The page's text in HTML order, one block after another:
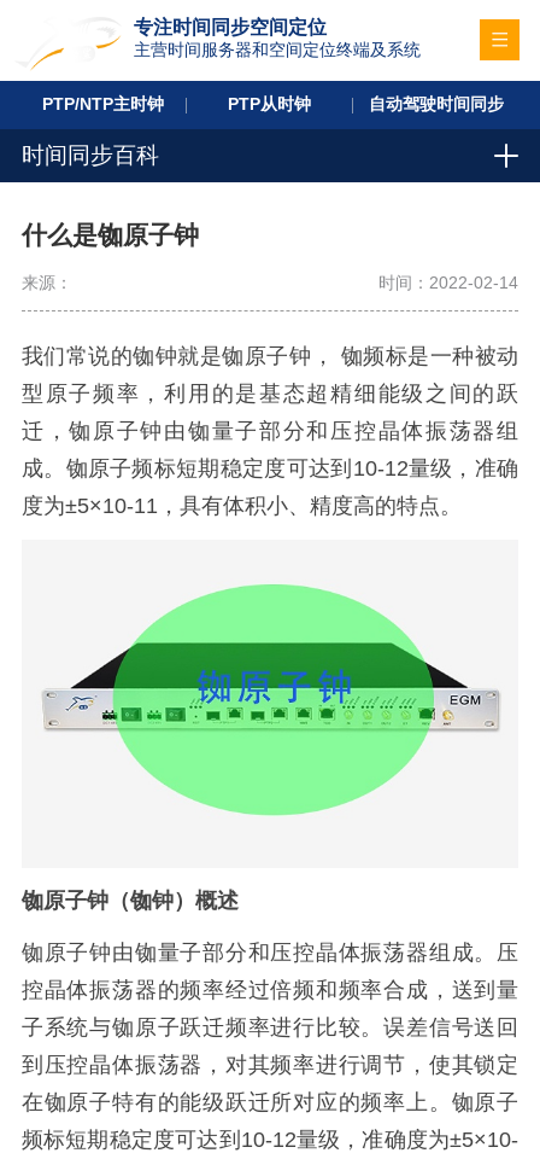
专注时间同步空间定位
主营时间服务器和空间定位终端及系统
PTP/NTP主时钟 PTP从时钟 自动驾驶时间同步
时间同步百科
什么是铷原子钟
来源： 时间：2022-02-14
我们常说的铷钟就是铷原子钟， 铷频标是一种被动
型原子频率，利用的是基态超精细能级之间的跃
迁，铷原子钟由铷量子部分和压控晶体振荡器组
成。铷原子频标短期稳定度可达到10-12量级，准确
度为±5×10-11，具有体积小、精度高的特点。
铷原子钟（铷钟）概述
铷原子钟由铷量子部分和压控晶体振荡器组成。压
控晶体振荡器的频率经过倍频和频率合成，送到量
子系统与铷原子跃迁频率进行比较。误差信号送回
到压控晶体振荡器，对其频率进行调节，使其锁定
在铷原子特有的能级跃迁所对应的频率上。铷原子
频标短期稳定度可达到10-12量级，准确度为±5×10-